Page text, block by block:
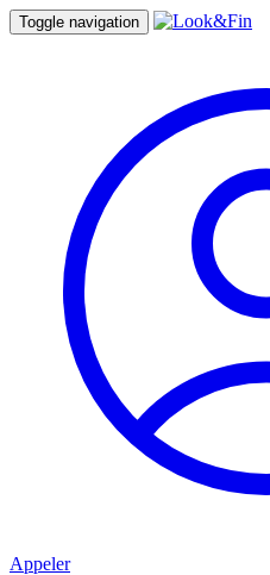
Toggle navigation
Appeler